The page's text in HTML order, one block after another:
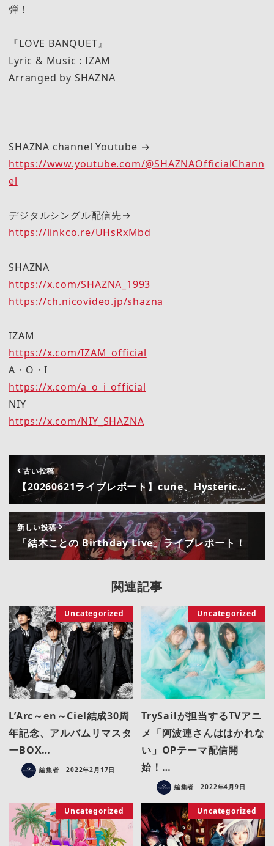
弾！
『LOVE BANQUET』
Lyric & Music : IZAM
Arranged by SHAZNA
SHAZNA channel Youtube →
https://www.youtube.com/@SHAZNAOfficialChann
el
デジタルシングル配信先→
https://linkco.re/UHsRxMbd
SHAZNA
https://x.com/SHAZNA_1993
https://ch.nicovideo.jp/shazna
IZAM
https://x.com/IZAM_official
A・O・I
https://x.com/a_o_i_official
NIY
https://x.com/NIY_SHAZNA
古い投稿
【20260621ライブレポート】cune、Hysteric…
新しい投稿
「結木ことの Birthday Live」ライブレポート！
関連記事
Uncategorized
L’Arc～en～Ciel結成30周
年記念、アルバムリマスタ
ーBOX…
編集者 2022年2月17日
Uncategorized
TrySailが担当するTVアニ
メ「阿波連さんははかれな
い」OPテーマ配信開
始！…
編集者 2022年4月9日
Uncategorized Uncategorized